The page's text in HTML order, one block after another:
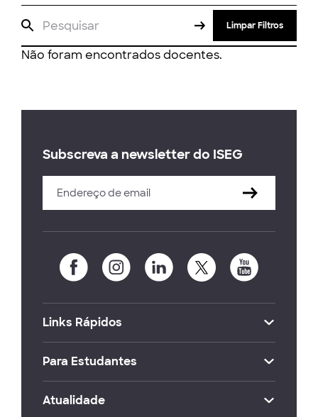
Limpar Filtros
Não foram encontrados docentes.
Subscreva a newsletter do ISEG
Links Rápidos
Para Estudantes
Atualidade